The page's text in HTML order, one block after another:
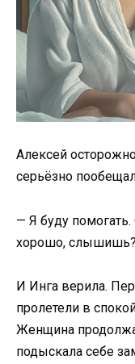
Алексей
серьёзно
— Я буду
хорошо, слышишь?
И Инга верила.
пролетели в
Женщина
подыскала себе